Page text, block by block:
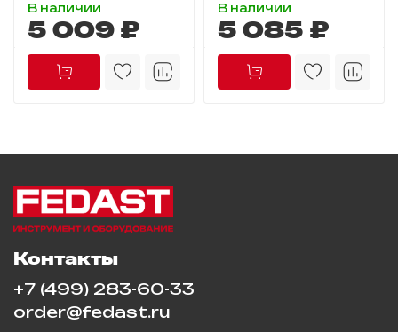
В наличии
5 009 ₽
В наличии
5 085 ₽
Контакты
+7 (499) 283-60-33
order@fedast.ru